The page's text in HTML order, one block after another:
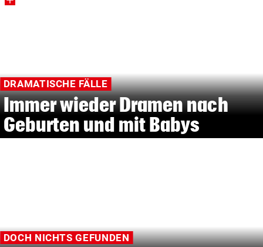
DRAMATISCHE FÄLLE
Immer wieder Dramen nach
Geburten und mit Babys
DOCH NICHTS GEFUNDEN